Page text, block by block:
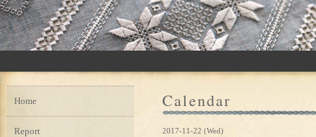
Calendar
2017-11-22 (Wed)
Home
Report